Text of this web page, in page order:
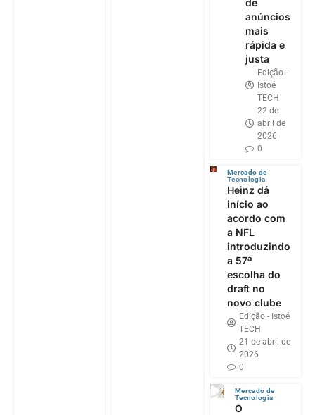
de
anúncios
mais
rápida e
justa
Edição -
Istoé
TECH
22 de
abril de
2026
0
Mercado de
Tecnologia
Heinz dá
início ao
acordo com
a NFL
introduzindo
a 57ª
escolha do
draft no
novo clube
Edição - Istoé
TECH
21 de abril de
2026
0
Mercado de
Tecnologia
O